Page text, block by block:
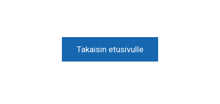
Takaisin etusivulle